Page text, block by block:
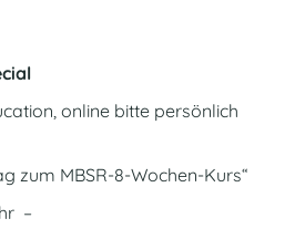
online bitte persönlich
zum MBSR-8-Wochen-Kurs“
–